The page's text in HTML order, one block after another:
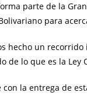
parte de la
para
hecho un
de lo que es la Ley
con la entrega de